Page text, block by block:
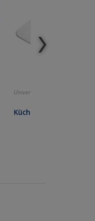
Universell einsetzbar!
Küchenspachtel